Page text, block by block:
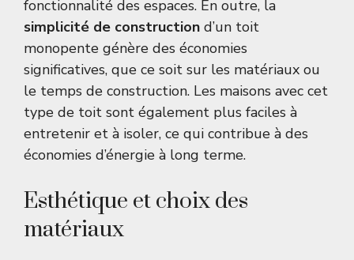
fonctionnalité des espaces. En outre, la
simplicité de construction d’un toit
monopente génère des économies
significatives, que ce soit sur les matériaux ou
le temps de construction. Les maisons avec cet
type de toit sont également plus faciles à
entretenir et à isoler, ce qui contribue à des
économies d’énergie à long terme.
Esthétique et choix des
matériaux